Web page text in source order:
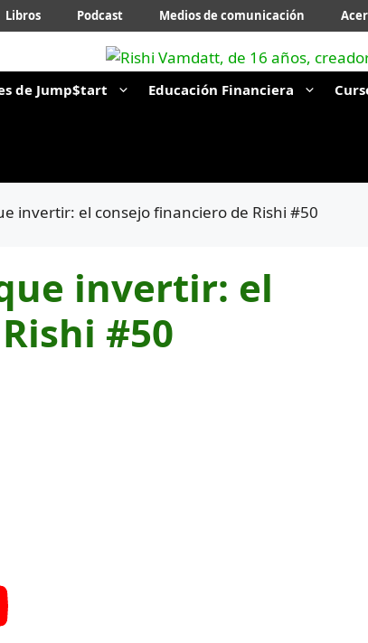
Libros Podcast Medios de comunicación
de Jump$tart Educación Financiera
invertir: el consejo financiero de Rishi #50
que invertir: el
#50